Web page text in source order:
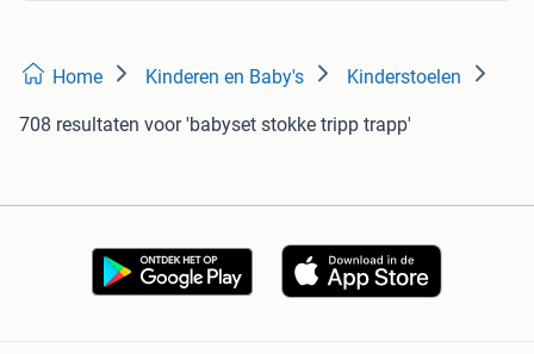
Home Kinderen en Baby's Kinderstoelen
708 resultaten voor 'babyset stokke tripp trapp'